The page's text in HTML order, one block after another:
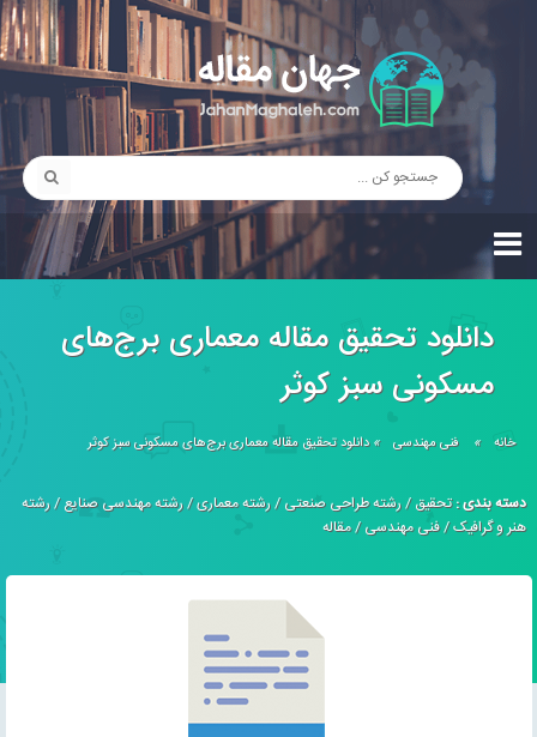
دانلود تحقیق مقاله معماری برج‌های
مسکونی سبز کوثر
خانه » فنی مهندسی »دانلود تحقیق مقاله معماری برج‌های مسکونی سبز کوثر
دسته بندی :تحقیق/رشته طراحی صنعتی/رشته معماری/رشته مهندسی صنایع/رشته
هنر و گرافیک/فنی مهندسی/مقاله